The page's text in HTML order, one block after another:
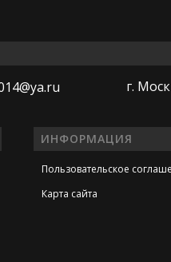
ИНФОРМАЦИЯ
г.
Пользовательское
Карта сайта